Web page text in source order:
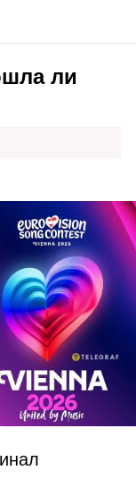
ли